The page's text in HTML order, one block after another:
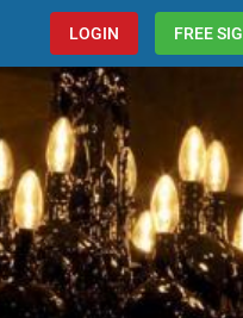
LOGIN FREE